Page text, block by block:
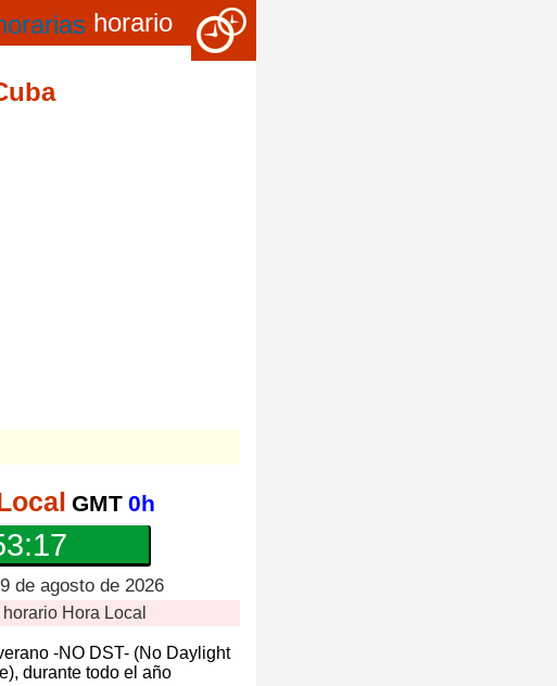
horario
GMT 0h
de agosto de 2026
Hora Local
-NO DST- (No Daylight
durante todo el año